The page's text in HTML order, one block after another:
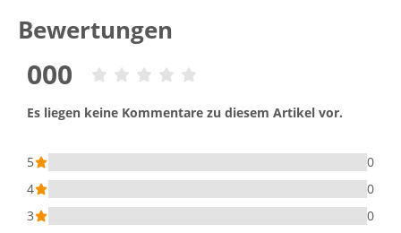
Bewertungen
000
Es liegen keine Kommentare zu diesem Artikel vor.
5
0
4
0
3
0